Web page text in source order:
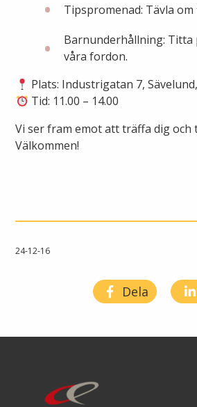
Faktura och betalning
Konsumenträttigheter
Energispartips
Vanliga frågor
Badtemperaturer i Alingsås
Kontakta oss
Om Alingsås Energi
Leverantörer
Miljö och arbetsmiljö
Lights in Alingsås
Jobba hos oss
Tipspromenad: Tävla
Barnunderhållning: Titta
våra fordon.
Plats: Industrigatan 7,
Tid: 11.00 – 14.00
Vi ser fram emot att träffa dig och
Välkommen!
24-12-16
Dela